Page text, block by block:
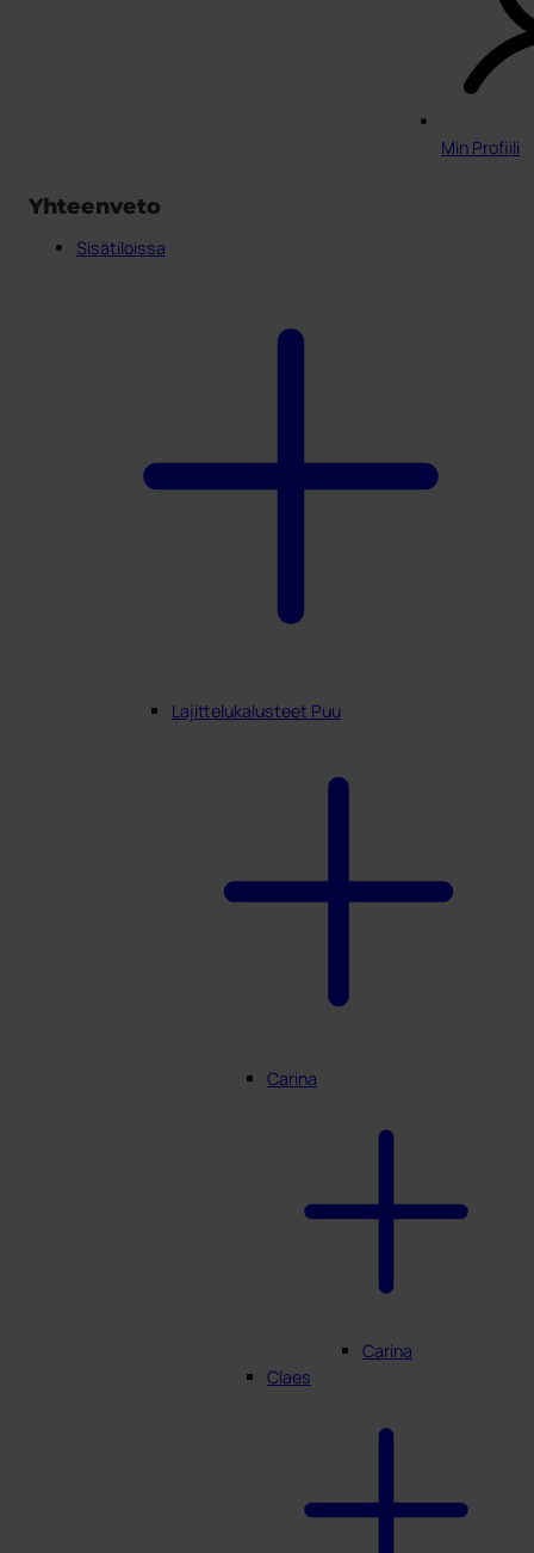
Min Profiili
Yhteenveto
Sisätiloissa
Lajittelukalusteet Puu
Carina
Carina
Claes